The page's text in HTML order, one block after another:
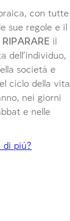
con tutte
sue regole e il
RIPARARE il
dell’individuo,
società e
ciclo della vita
nei giorni
e nelle
di più?